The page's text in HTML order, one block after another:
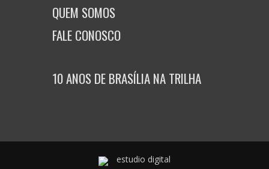
QUEM SOMOS
FALE CONOSCO
10 ANOS DE BRASÍLIA NA TRILHA
estudio digital